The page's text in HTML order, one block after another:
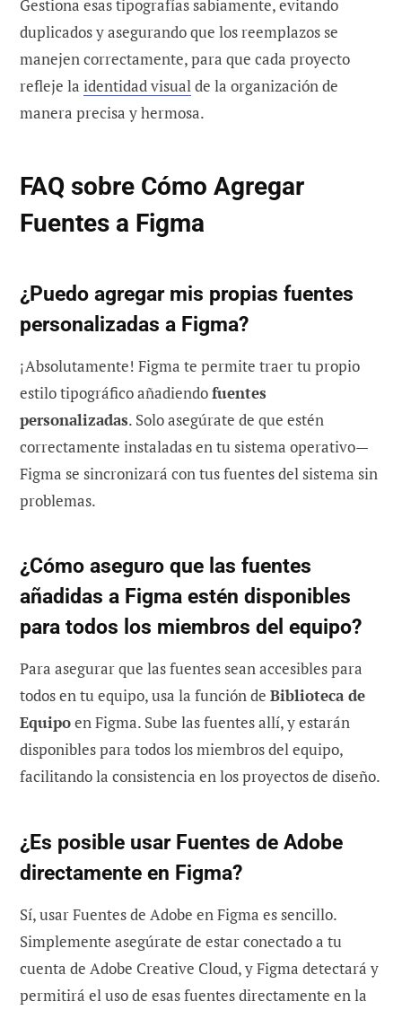
Gestiona esas tipografías sabiamente, evitando
duplicados y asegurando que los reemplazos se
manejen correctamente, para que cada proyecto
refleje la identidad visualde la organización de
manera precisa y hermosa.
FAQ sobre Cómo Agregar
Fuentes a Figma
¿Puedo agregar mis propias fuentes
personalizadas a Figma?
¡Absolutamente! Figma te permite traer tu propio
estilo tipográfico añadiendofuentes
personalizadas. Solo asegúrate de que estén
correctamente instaladas en tu sistema operativo—
Figma se sincronizará con tus fuentes del sistema sin
problemas.
¿Cómo aseguro que las fuentes
añadidas a Figma estén disponibles
para todos los miembros del equipo?
Para asegurar que las fuentes sean accesibles para
todos en tu equipo, usa la función de Biblioteca de
Equipoen Figma. Sube las fuentes allí, y estarán
disponibles para todos los miembros del equipo,
facilitando la consistencia en los proyectos de diseño.
¿Es posible usar Fuentes de Adobe
directamente en Figma?
Sí, usar Fuentes de Adobe en Figma es sencillo.
Simplemente asegúrate de estar conectado a tu
cuenta de Adobe Creative Cloud, y Figma detectará y
permitirá el uso de esas fuentes directamente en la